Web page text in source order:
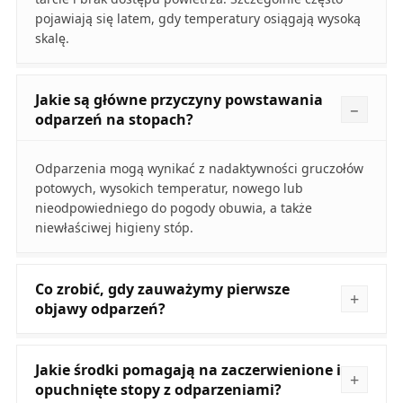
pojawiają się latem, gdy temperatury osiągają wysoką
skalę.
Jakie są główne przyczyny powstawania
odparzeń na stopach?
Odparzenia mogą wynikać z nadaktywności gruczołów
potowych, wysokich temperatur, nowego lub
nieodpowiedniego do pogody obuwia, a także
niewłaściwej higieny stóp.
Co zrobić, gdy zauważymy pierwsze
objawy odparzeń?
Jakie środki pomagają na zaczerwienione i
opuchnięte stopy z odparzeniami?